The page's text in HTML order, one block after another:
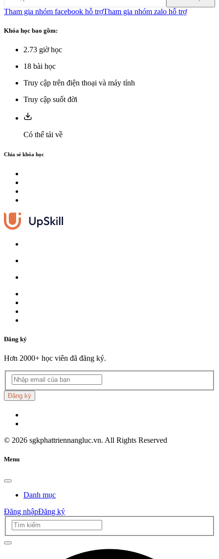
Tham gia nhóm facebook hỗ trợTham gia nhóm zalo hỗ trợ
Khóa học bao gồm:
2.73 giờ học
18 bài học
Truy cập trên điện thoại và máy tính
Truy cập suốt đời
Có thể tải về
Chia sẻ khóa học
Đăng ký
Hơn 2000+ học viên đã đăng ký.
Đăng ký
© 2026 sgkphattriennangluc.vn. All Rights Reserved
Menu
Danh mục
Đăng nhậpĐăng ký